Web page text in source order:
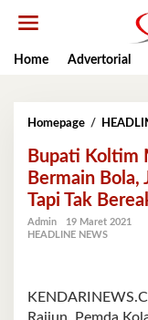
Home
Advertorial
Homepage /
Bupati Koltim
Bermain Bola,
Tapi Tak
Admin
19 Maret 2021
HEADLINE NEWS